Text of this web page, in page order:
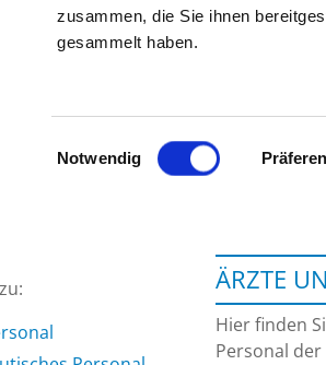
zusammen, die Sie ihnen
gesammelt haben.
Einwilligungsauswahl
Notwendig
ÄRZTE
Hier finden
Personal